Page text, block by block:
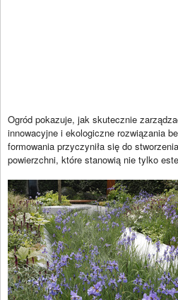
Ogród pokazuje, jak skutecznie
innowacyjne i ekologiczne rozwiązania
formowania przyczyniła się do
powierzchni, które stanowią nie tylko